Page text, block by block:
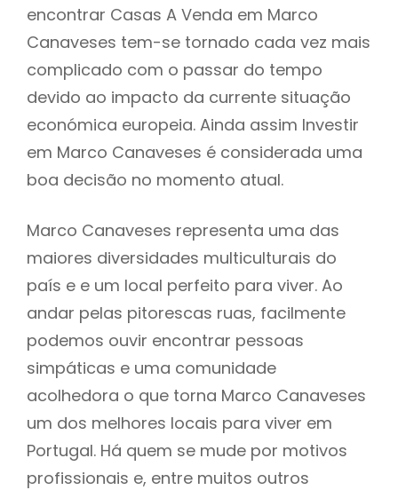
encontrar Casas A Venda em Marco
Canaveses tem-se tornado cada vez mais
complicado com o passar do tempo
devido ao impacto da currente situação
económica europeia. Ainda assim Investir
em Marco Canaveses é considerada uma
boa decisão no momento atual.
Marco Canaveses representa uma das
maiores diversidades multiculturais do
país e e um local perfeito para viver. Ao
andar pelas pitorescas ruas, facilmente
podemos ouvir encontrar pessoas
simpáticas e uma comunidade
acolhedora o que torna Marco Canaveses
um dos melhores locais para viver em
Portugal. Há quem se mude por motivos
profissionais e, entre muitos outros